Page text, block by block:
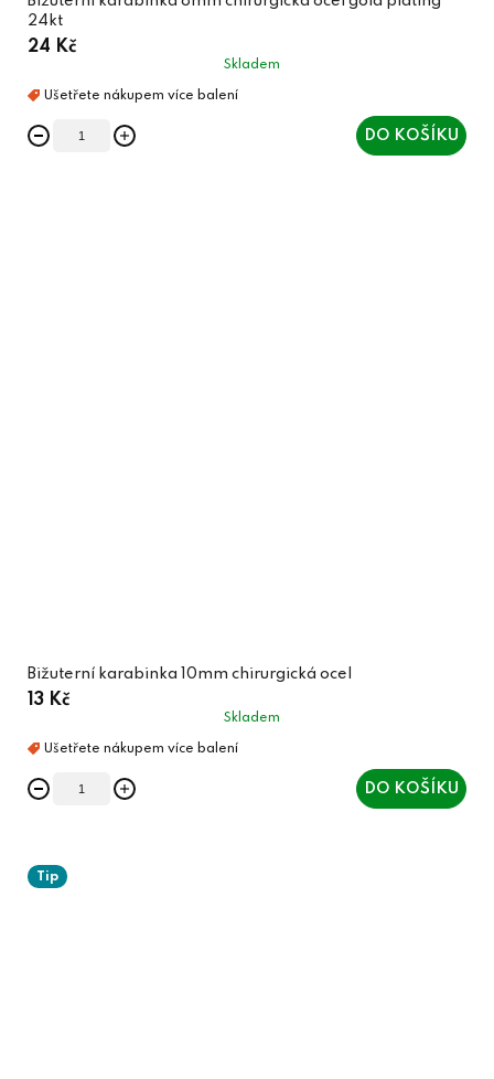
24kt
24 Kč
Skladem
DO KOŠÍKU
Bižuterní karabinka 10mm chirurgická ocel
13 Kč
Skladem
DO KOŠÍKU
Tip